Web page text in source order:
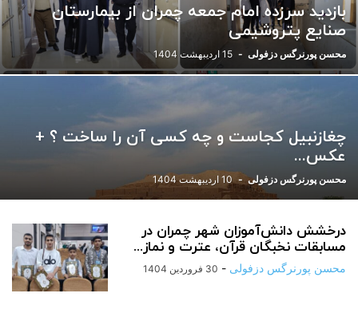
ورزشی یادداشت
بازدید سرزده امام جمعه چمران از بیمارستان
صنایع پتروشیمی
محسن پورنرگس دزفولی - 15 اردیبهشت 1404
چغازنبیل کجاست و چه کسی آن را ساخت ؟ +
عکس...
محسن پورنرگس دزفولی - 10 اردیبهشت 1404
درخشش دانش‌آموزان شهر چمران در
مسابقات نخبگان قرآن، عترت و نماز...
محسن پورنرگس دزفولی - 30 فروردین 1404